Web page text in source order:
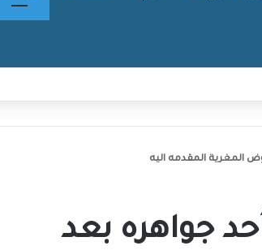
المغرية المقدمه اليه
جواهره بعد